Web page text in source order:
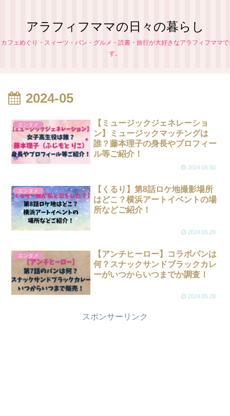
アラフィフママの日々の暮らし
カフェめぐり・スィーツ・パン・グルメ・読書・旅行が大好きなアラフィフママで
す。
2024-05
エンタメ
【ミュージックジェネレーショ
ン】ミュージックマッチングは
誰？藤本理子の身長やプロフィー
ル等ご紹介！
2024.05.30
エンタメ
【くるり】第8話ロケ地撮影場所
はどこ？横浜アートイベントの場
所などご紹介！
2024.05.29
エンタメ
【アンチヒーロー】コラボパンは
何？スナックサンドブラックカレ
ーがいつからいつまでか調査！
2024.05.28
スポンサーリンク